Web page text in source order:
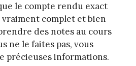
le compte rendu exact
vraiment complet et bien
des notes au cours
ne le faites pas, vous
précieuses informations.